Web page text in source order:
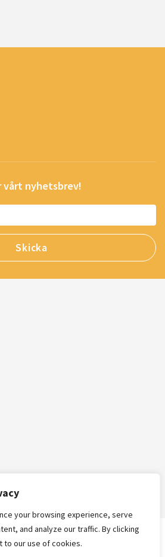
your browsing experience, serve
and analyze our traffic. By clicking
to our use of cookies.
vårt nyhetsbrev!